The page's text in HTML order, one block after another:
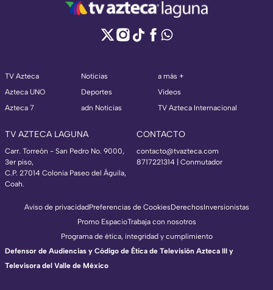
TV Azteca
Azteca UNO
Azteca 7
Noticias
Deportes
adn Noticias
a más +
Videos
TV Azteca Internacional
TV AZTECA LAGUNA
Carr. Torreón - San Pedro No. 9000,
3er piso,
C.P. 27014 Colonia Paseo del Águila,
Coah.
CONTACTO
contacto@tvazteca.com
8717221314 | Conmutador
Aviso de privacidadPreferencias de CookiesDerechosInversionistas
Promo EspacioTrabaja con nosotros
Programa de ética, integridad y cumplimiento
Defensor de Audiencias y Código de Ética de Televisión Azteca III y
Televisora del Valle de México